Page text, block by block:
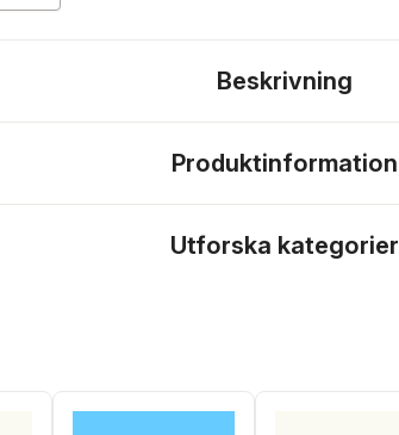
Beskrivning
Produktinformation
Utforska kategorier